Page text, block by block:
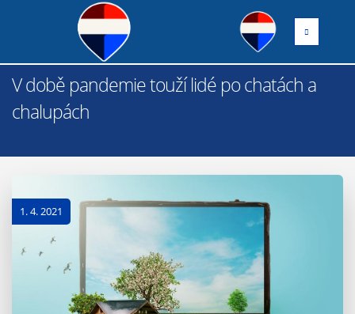
V době pandemie touží lidé po chatách a
chalupách
1. 4. 2021